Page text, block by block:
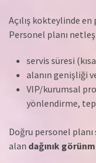
Açılış kokteylinde
Personel planı
servis süresi
alanın genişliği
VIP/kurumsal
yönlendirme,
Doğru personel
alan dağınık